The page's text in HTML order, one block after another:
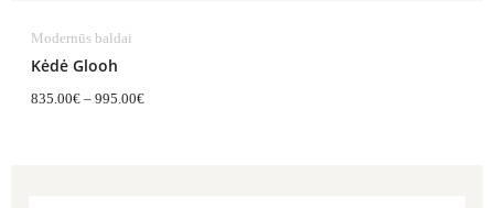
Modernūs baldai
Kėdė Glooh
835.00€ – 995.00€